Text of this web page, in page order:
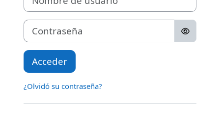
Contraseña
Acceder
¿Olvidó su contraseña?